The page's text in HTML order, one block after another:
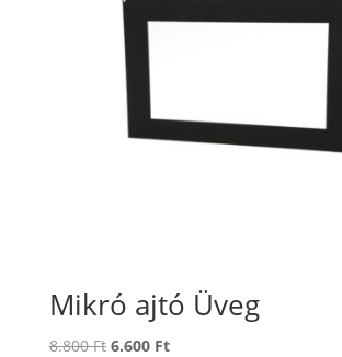
Mikró ajtó Üveg
8.800Ft Original
6.600 FtCurrent